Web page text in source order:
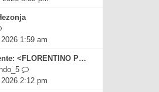
e
s
a
j
e
o
e
n
s
r
ú
t
o
V
e
r
ú
l
t
1:59 am
<FLORENTINO P…
V
e
2:12 pm